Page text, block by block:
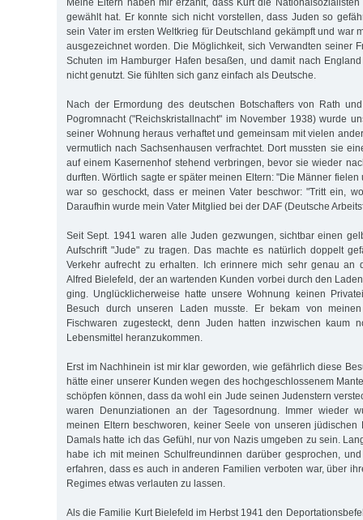
Meine Eltern haben mir erzählt, dass Kurt die
gewählt hat. Er konnte sich nicht vorstellen, dass Juden so
sein Vater im ersten Weltkrieg für Deutschland gekämpft und war
ausgezeichnet worden. Die Möglichkeit, sich Verwandten seiner
Schuten im Hamburger Hafen besaßen, und damit nach
nicht genutzt. Sie fühlten sich ganz einfach als Deutsche.
Nach der Ermordung des deutschen Botschafters von Rath
Pogromnacht ("Reichskristallnacht" im November 1938) wurde
seiner Wohnung heraus verhaftet und gemeinsam mit vielen
vermutlich nach Sachsenhausen verfrachtet. Dort mussten sie
auf einem Kasernenhof stehend verbringen, bevor sie wieder
durften. Wörtlich sagte er später meinen Eltern: "Die Männer fielen
war so geschockt, dass er meinen Vater beschwor: "Tritt ein,
Daraufhin wurde mein Vater Mitglied bei der DAF (Deutsche
Seit Sept. 1941 waren alle Juden gezwungen, sichtbar einen
Aufschrift "Jude" zu tragen. Das machte es natürlich doppelt
Verkehr aufrecht zu erhalten. Ich erinnere mich sehr genau an
Alfred Bielefeld, der an wartenden Kunden vorbei durch den
ging. Unglücklicherweise hatte unsere Wohnung keinen
Besuch durch unseren Laden musste. Er bekam von
Fischwaren zugesteckt, denn Juden hatten inzwischen kaum
Lebensmittel heranzukommen.
Erst im Nachhinein ist mir klar geworden, wie gefährlich diese
hätte einer unserer Kunden wegen des hochgeschlossenem
schöpfen können, dass da wohl ein Jude seinen Judenstern
waren Denunziationen an der Tagesordnung. Immer wieder
meinen Eltern beschworen, keiner Seele von unseren jüdischen
Damals hatte ich das Gefühl, nur von Nazis umgeben zu sein.
habe ich mit meinen Schulfreundinnen darüber gesprochen,
erfahren, dass es auch in anderen Familien verboten war, über
Regimes etwas verlauten zu lassen.
Als die Familie Kurt Bielefeld im Herbst 1941 den